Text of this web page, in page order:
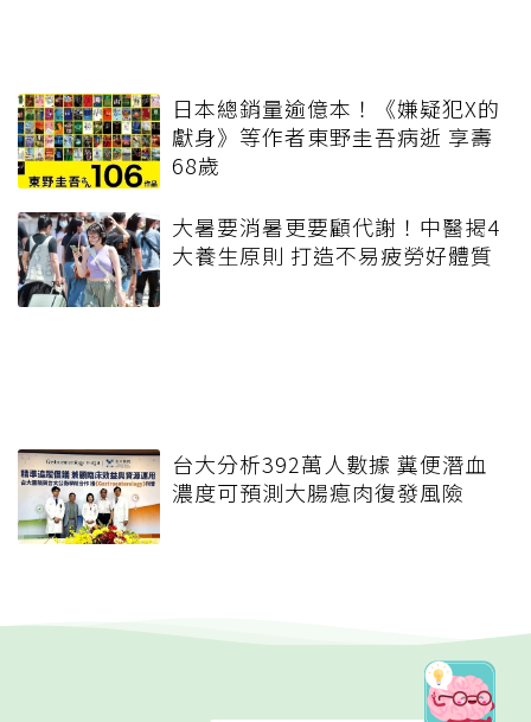
日本總銷量逾億本！《嫌疑犯X的
獻身》等作者東野圭吾病逝 享壽
68歲
大暑要消暑更要顧代謝！中醫揭4
大養生原則 打造不易疲勞好體質
台大分析392萬人數據 糞便潛血
濃度可預測大腸瘜肉復發風險